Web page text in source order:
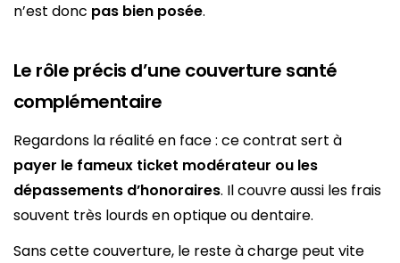
n’est donc pas bien posée.
Le rôle précis d’une couverture santé
complémentaire
Regardons la réalité en face : ce contrat sert à
payer le fameux ticket modérateur ou les
dépassements d’honoraires. Il couvre aussi les frais
souvent très lourds en optique ou dentaire.
Sans cette couverture, le reste à charge peut vite